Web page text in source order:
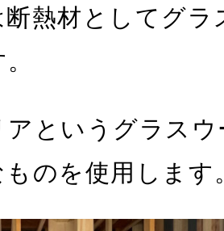
断熱材としてグラ
アというグラス
ものを使用します